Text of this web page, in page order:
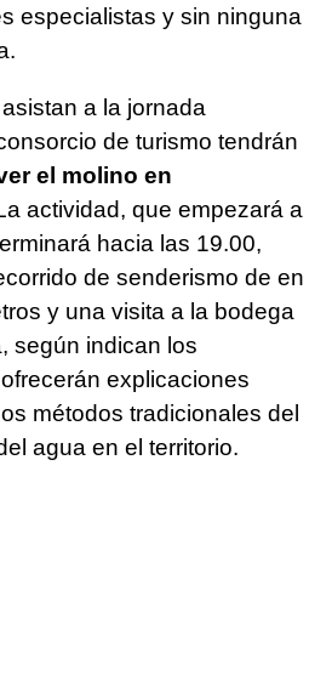
especialistas y sin ninguna
a la jornada
de turismo tendrán
el molino en
actividad, que empezará a
hacia las 19.00,
de senderismo de en
y una visita a la bodega
según indican los
explicaciones
métodos tradicionales del
agua en el territorio.